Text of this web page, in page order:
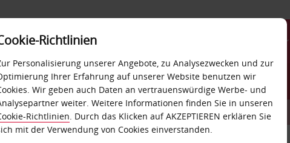
SELF-SERVICES
FAHRZEUG
Richtlinien
Personalisierung unserer Angebote, zu Analysezwecken und zur
Ihrer Erfahrung auf unserer Website benutzen wir
Wir geben auch Daten an vertrauenswürdige Werbe- und
weiter. Weitere Informationen finden Sie in unseren
Richtlinien. Durch das Klicken auf AKZEPTIEREN erklären Sie
mit der Verwendung von Cookies einverstanden.